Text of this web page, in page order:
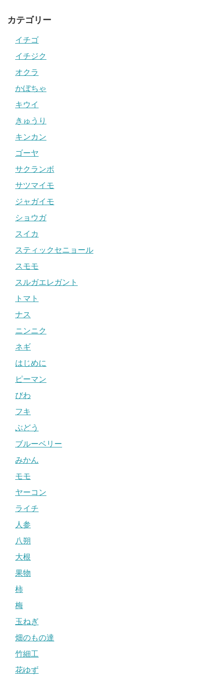
カテゴリー
イチゴ
イチジク
オクラ
かぼちゃ
キウイ
きゅうり
キンカン
ゴーヤ
サクランボ
サツマイモ
ジャガイモ
ショウガ
スイカ
スティックセニョール
スモモ
スルガエレガント
トマト
ナス
ニンニク
ネギ
はじめに
ピーマン
びわ
フキ
ぶどう
ブルーベリー
みかん
モモ
ヤーコン
ライチ
人参
八朔
大根
果物
柿
梅
玉ねぎ
畑のもの達
竹細工
花ゆず